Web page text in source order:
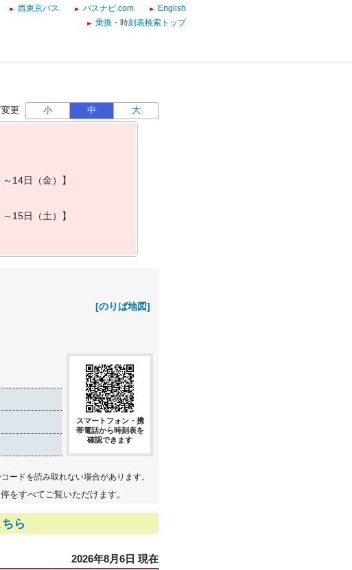
西東京バス バスナビ.com
English
乗換・時刻表検索トップ
更 小 中 大
～ 14日 （金）
】
～ 15日 （土）
】
[のりば地図]
スマートフォン・携
帯電話から時刻表を
確認できます
ードを読み取れない場合があります。
をすべてご覧いただけます。
ら
2026年8月6日 現在